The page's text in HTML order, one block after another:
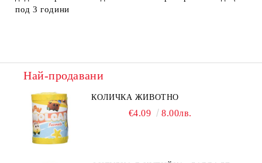
под 3 години
Най-продавани
КОЛИЧКА ЖИВОТНО
€4.09 8.00лв.